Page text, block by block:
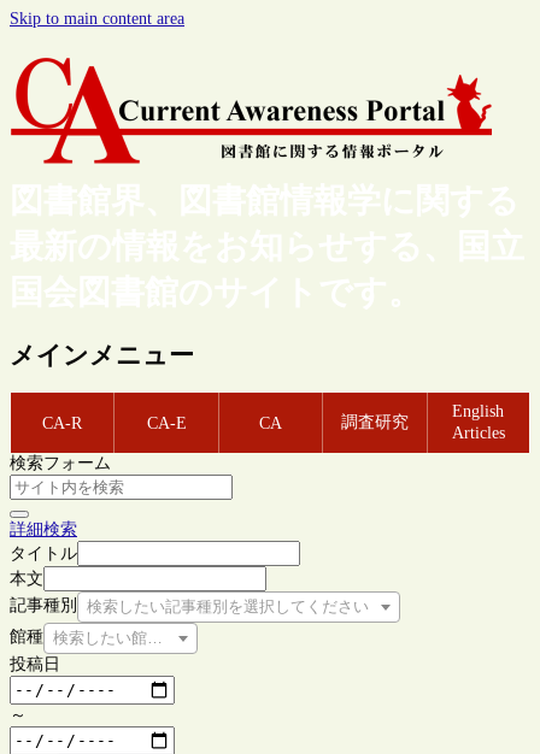
Skip to main content area
図書館界、図書館情報学に関する
最新の情報をお知らせする、国立
国会図書館のサイトです。
メインメニュー
CA-R CA-E CA 調査研究
English
Articles
検索フォーム
詳細検索
タイトル
本文
記事種別
検索したい記事種別を選択してください
館種 検索したい館種を選択してください
投稿日
～